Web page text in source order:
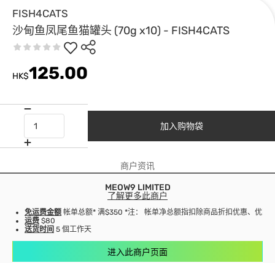
FISH4CATS
沙甸鱼凤尾鱼猫罐头 (70g x10) - FISH4CATS
HK$125.00
加入购物袋
商户资讯
MEOW9 LIMITED
了解更多此商户
免运费金额 帐单总额* 满$350 *注： 帐单净总额指扣除商品折扣优惠、优惠
运费 $80
送货时间 5 個工作天
进入此商户页面